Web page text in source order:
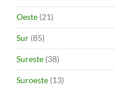
Oeste (21)
Sur (85)
Sureste (38)
Suroeste (13)